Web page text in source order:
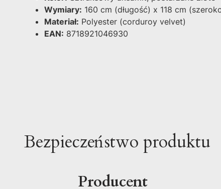
Wymiary: 160 cm (długość) x 118 cm
Materiał: Polyester (corduroy velvet)
EAN: 8718921046930
Bezpieczeństwo produktu
Producent